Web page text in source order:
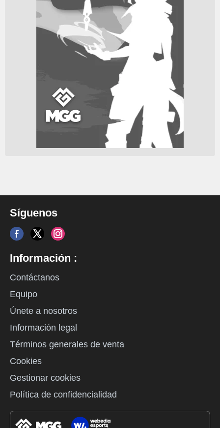
Síguenos
Información :
Contáctanos
Equipo
Únete a nosotros
Información legal
Términos generales de venta
Cookies
Gestionar cookies
Política de confidencialidad